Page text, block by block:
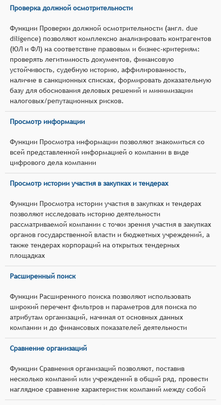
Проверка должной осмотрительности
Функции Проверки должной осмотрительности (англ. due
diligence) позволяют комплексно анализировать контрагентов
(ЮЛ и ФЛ) на соответствие правовым и бизнес‑критериям:
проверять легитимность документов, финансовую
устойчивость, судебную историю, аффилированность,
наличие в санкционных списках, формировать доказательную
базу для обоснования деловых решений и минимизации
налоговых/репутационных рисков.
Просмотр информации
Функции Просмотра информации позволяют знакомиться со
всей представленной информацией о компании в виде
цифрового дела компании
Просмотр истории участия в закупках и тендерах
Функции Просмотра истории участия в закупках и тендерах
позволяют исследовать историю деятельности
рассматриваемой компании с точки зрения участия в закупках
органов государственной власти и бюджетных учреждений, а
также тендерах корпораций на открытых тендерных
площадках
Расширенный поиск
Функции Расширенного поиска позволяют использовать
широкий перечент фильтров и параметров для поиска по
атрибутам организаций, начиная от основных данных
компании и до финансовых показателей деятельности
Сравнение организаций
Функции Сравнения организаций позволяют, поставив
несколько компаний или учреждений в общий ряд, провести
наглядное сравнение характеристик компаний между собой